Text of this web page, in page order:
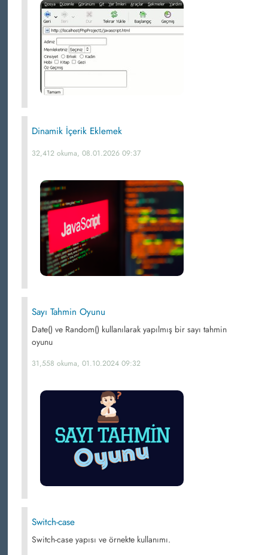
Dinamik İçerik Eklemek
32,412 okuma, 08.01.2026 09:37
Sayı Tahmin Oyunu
Date() ve Random() kullanılarak yapılmış bir sayı tahmin
oyunu
31,558 okuma, 01.10.2024 09:32
Switch-case
Switch-case yapısı ve örnekte kullanımı.